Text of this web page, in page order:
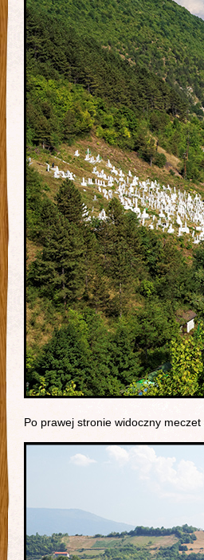
Po prawej stronie widoczny